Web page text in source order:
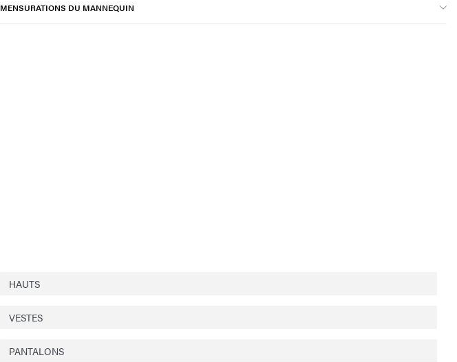
MENSURATIONS DU MANNEQUIN
HAUTS
VESTES
PANTALONS